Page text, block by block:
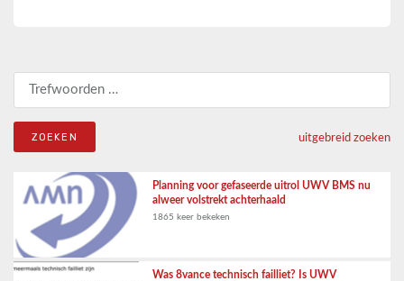
Zoeken naar:
uitgebreid zoeken
Planning voor gefaseerde uitrol UWV BMS nu
alweer volstrekt achterhaald
1865 keer bekeken
Was 8vance technisch failliet? Is UWV